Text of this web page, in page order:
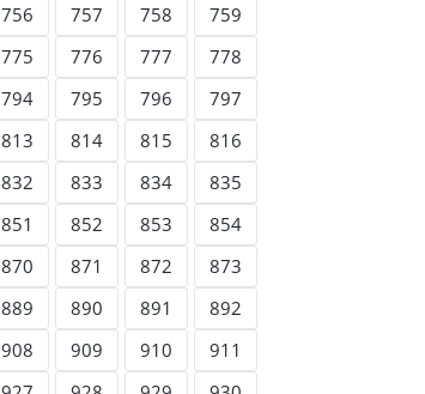
756 757 758
759
775 776 777
778
794 795 796
797
813 814 815
816
832 833 834
835
851 852 853
854
870 871 872
873
889 890 891
892
908 909 910
911